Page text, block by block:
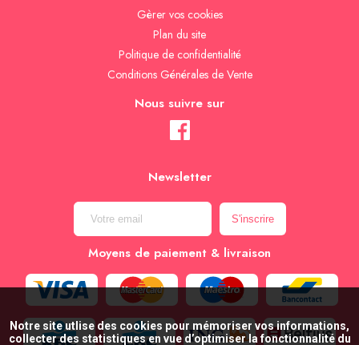
Gèrer vos cookies
Plan du site
Politique de confidentialité
Conditions Générales de Vente
Nous suivre sur
Newsletter
Moyens de paiement & livraison
Notre site utlise des cookies pour mémoriser vos informations,
collecter des statistiques en vue d’optimiser la fonctionnalité du